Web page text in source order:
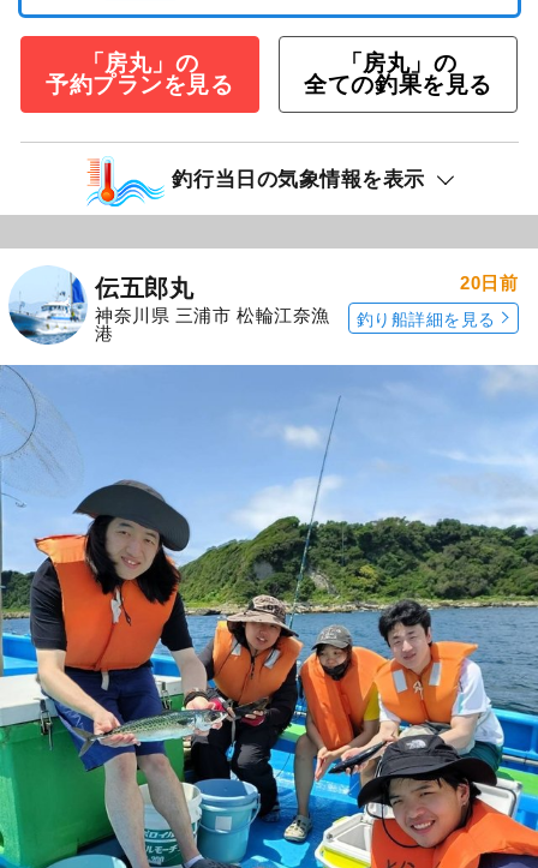
「房丸」の
予約プランを見る
「房丸」の
全ての釣果を見る
釣行当日の気象情報を表示
伝五郎丸
神奈川県 三浦市 松輪江奈漁
港
20日前
釣り船詳細を見る